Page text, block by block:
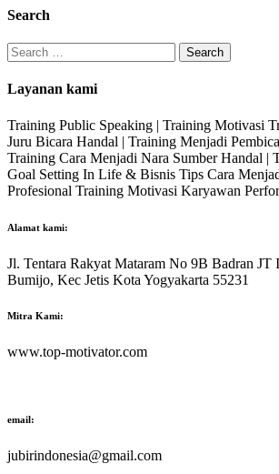
Search
Search
for:
Layanan kami
Training Public Speaking | Training Motivasi
Juru Bicara Handal | Training Menjadi
Training Cara Menjadi Nara Sumber Handal |
Goal Setting In Life & Bisnis Tips Cara
Profesional Training Motivasi Karyawan
Alamat kami:
Jl. Tentara Rakyat Mataram No 9B Badran JT
Bumijo, Kec Jetis Kota Yogyakarta 55231
Mitra Kami:
www.top-motivator.com
email:
jubirindonesia@gmail.com